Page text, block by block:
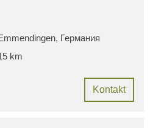
Германия
km
Kontakt